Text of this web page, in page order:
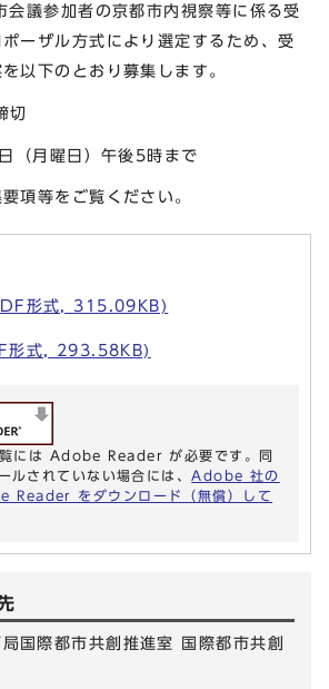
議参加者の京都市内視察等に係る受
ーザル方式により選定するため、受
以下のとおり募集します。
切
月曜日）午後5時まで
項等をご覧ください。
形式, 315.09KB)
形式, 293.58KB)
覧には Adobe Reader が必要です。同
ルされていない場合には、 Adobe 社の
Reader をダウンロード（無償）して
国際都市共創推進室 国際都市共創